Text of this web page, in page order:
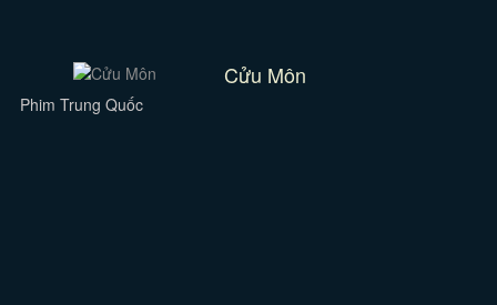
Cửu Môn
Phim Trung Quốc